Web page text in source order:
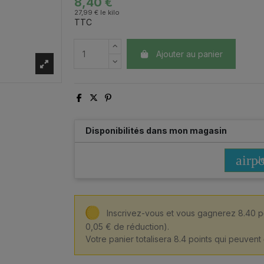
27,99 € le kilo
TTC
Ajouter au panier
Disponibilités dans mon magasin
Inscrivez-vous et vous gagnerez 8.40
0,05 € de réduction).
Votre panier totalisera 8.4 points qui